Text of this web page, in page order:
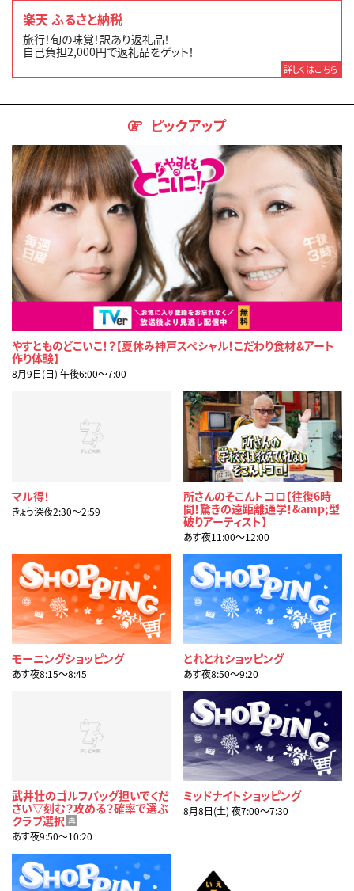
楽天 ふるさと納税
旅行！旬の味覚！訳あり返礼品！
自己負担2,000円で返礼品をゲット！
詳しくはこちら
ピックアップ
やすとものどこいこ！？【夏休み神戸スペシャル！こだわり食材＆アート
作り体験】
8月9日(日) 午後6:00〜7:00
マル得！
きょう深夜2:30〜2:59
所さんのそこんトコロ【往復6時
間！驚きの遠距離通学！&amp;型
破りアーティスト】
あす夜11:00〜12:00
モーニングショッピング
あす夜8:15〜8:45
とれとれショッピング
あす夜8:50〜9:20
武井壮のゴルフバッグ担いでくだ
さい▽刻む？攻める？確率で選ぶ
クラブ選択 再
あす夜9:50〜10:20
ミッドナイトショッピング
8月8日(土) 夜7:00〜7:30